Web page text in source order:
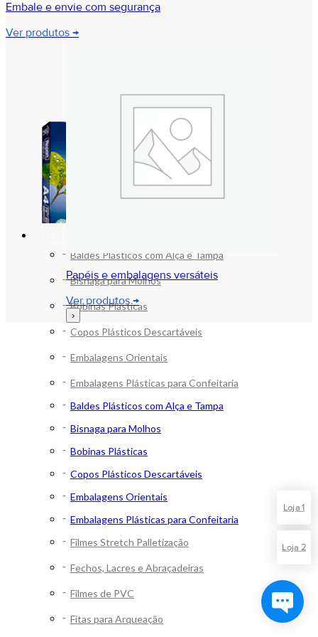
Loja 1
Loja 2
Baldes Plásticos com Alça e Tampa
Bisnaga para Molhos
Bobinas Plásticas
Copos Plásticos Descartáveis
Embalagens Orientais
Embalagens Plásticas para Confeitaria
Baldes Plásticos com Alça e Tampa
Bisnaga para Molhos
Bobinas Plásticas
Copos Plásticos Descartáveis
Embalagens Orientais
Embalagens Plásticas para Confeitaria
Filmes Stretch Palletização
Fechos, Lacres e Abraçadeiras
Filmes de PVC
Fitas para Arqueação
Embale e envie com segurança
Ver produtos →
Papéis e embalagens versáteis
Ver produtos →
›